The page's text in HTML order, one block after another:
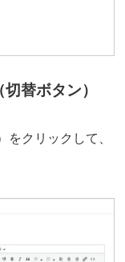
替ボタン）
クリックして、